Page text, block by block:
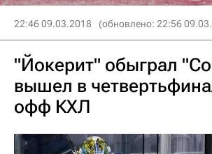
22:46 09.03.2018 (обновлено: 22:56
"Йокерит" обыграл
вышел в
офф КХЛ